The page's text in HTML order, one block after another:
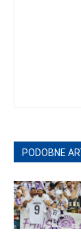
PODOBNE